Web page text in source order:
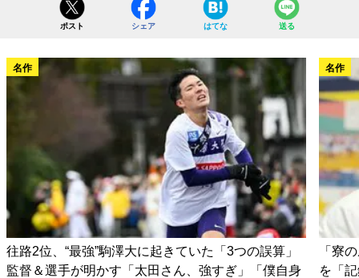
ポスト シェア はてな 送る
名作
往路2位、“最強”駒澤大に起きていた「3つの誤算」
監督＆選手が明かす「太田さん、強すぎ」「僕自身
名作
「寮
を「